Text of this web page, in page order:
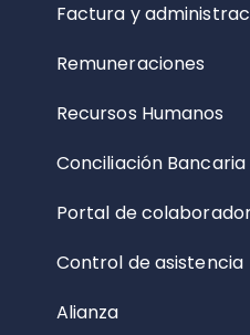
Factura y
Remuneraciones
Recursos Humanos
Conciliación Bancaria
Portal de
Control de asistencia
Alianza